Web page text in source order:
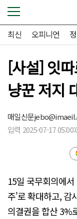
최신 오피니언
[사설] 잇
냥꾼 저지
매일신문
입력 2025-07-17
15일 국무회의에
주'로 확대하고, 감
의결권을 합산 3%